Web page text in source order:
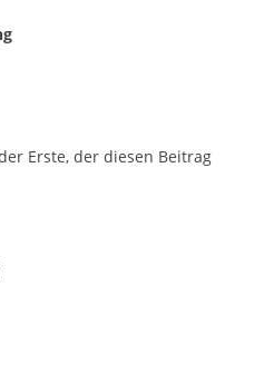
Erste, der diesen Beitrag